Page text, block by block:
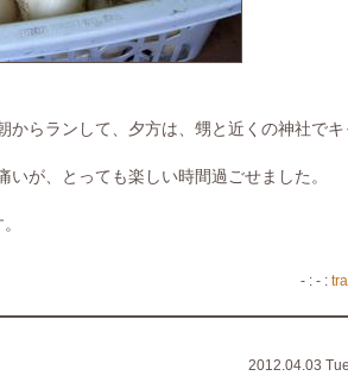
からランして、夕方は、甥と近くの神社で
いが、とっても楽しい時間過ごせました。
- : - :
2012.04.03